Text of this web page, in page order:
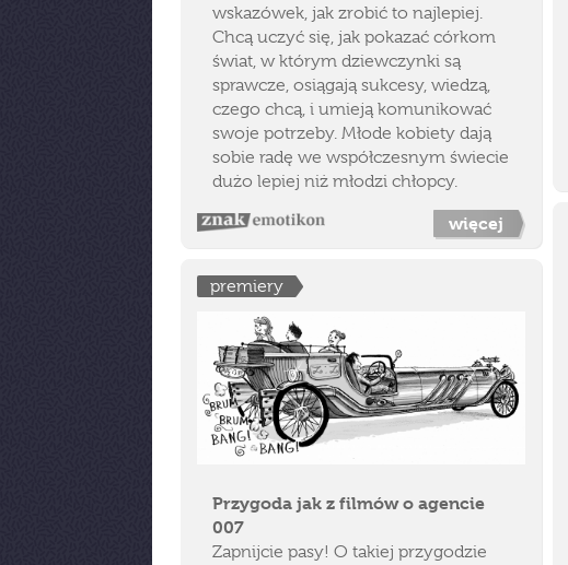
wskazówek, jak zrobić to najlepiej.
Chcą uczyć się, jak pokazać córkom
świat, w którym dziewczynki są
sprawcze, osiągają sukcesy, wiedzą,
czego chcą, i umieją komunikować
swoje potrzeby. Młode kobiety dają
sobie radę we współczesnym świecie
dużo lepiej niż młodzi chłopcy.
więcej
premiery
Przygoda jak z filmów o agencie
007
Zapnijcie pasy! O takiej przygodzie